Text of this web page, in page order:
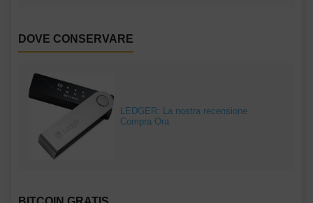
DOVE CONSERVARE
LEDGER: La nostra recensione
Compra Ora